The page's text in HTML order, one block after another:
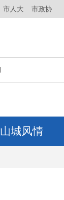
市人大 市政协
山城风情